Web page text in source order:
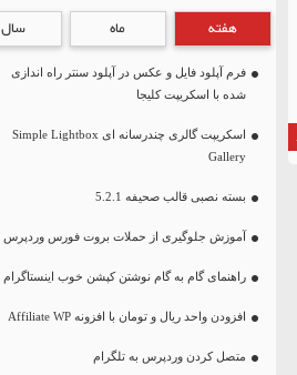
هفته ماه سال
فرم آپلود فایل و عکس در آپلود سنتر راه اندازی
شده با اسکریپت کلیجا
اسکریپت گالری چندرسانه ای Simple Lightbox
Gallery
بسته نصبی قالب صحیفه 5.2.1
آموزش جلوگیری از حملات بروت فورس وردپرس
راهنمای گام به گام نوشتن کپشن خوب اینستاگرام
افزودن واحد ریال و تومان با افزونه Affiliate WP
متصل کردن وردپرس به تلگرام